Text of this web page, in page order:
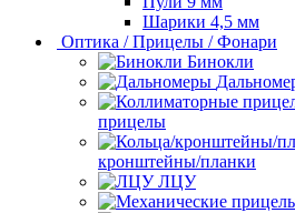
Шарики 4,5 мм
Оптика / Прицелы / Фонари
Бинокли
прицелы
кронштейны/планки
ЛЦУ